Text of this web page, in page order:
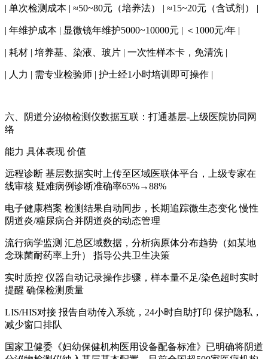
| 单次检测成本 | ≈50~80元（培养法） | ≈15~20元（含试剂） |
| 年维护成本 | 显微镜年维护5000~10000元 | ＜1000元/年 |
| 耗材 | 培养基、染液、玻片 | 一次性样本卡，免清洗 |
| 人力 | 需专业检验师 | 护士经1小时培训即可操作 |
六、 阴道分泌物检测仪数据互联：打通基层-上级医院协同网
络
能力 具体表现 价值
远程诊断 基层数据实时上传至区域医联体平台，上级专家在
线审核 疑难病例诊断准确率65%→88%
电子健康档案 检测结果自动同步，长期追踪微生态变化 慢性
阴道炎/糖尿病合并阴道炎的动态管理
流行病学监测 汇总区域数据，分析病原体分布趋势（如某地
念珠菌耐药率上升） 指导公共卫生决策
实时质控 仪器自动记录操作步骤，样本量不足/染色超时实时
提醒 确保检测质量
LIS/HIS对接 报告自动传入系统，24小时自助打印 保护隐私，
减少窗口排队
国家卫健委《妇幼保健机构医用设备配备标准》已明确将阴道